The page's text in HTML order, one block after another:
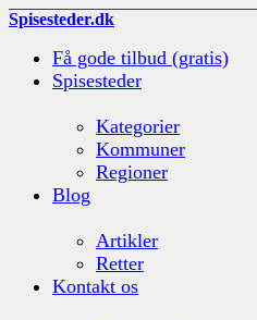
Spisesteder.dk
Få gode tilbud (gratis)
Spisesteder
Kategorier
Kommuner
Regioner
Blog
Artikler
Retter
Kontakt os